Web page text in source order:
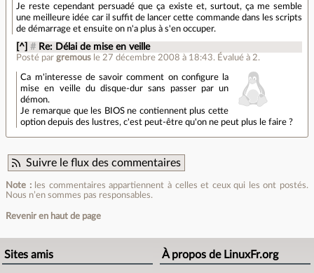
Je reste cependant persuadé que ça existe et, surtout, ça me semble
une meilleure idée car il suffit de lancer cette commande dans les scripts
de démarrage et ensuite on n'a plus à s'en occuper.
[^] # Re: Délai de mise en veille
Posté pargremous le 27 décembre 2008 à 18:43. Évalué à 2.
Ca m'interesse de savoir comment on configure la
mise en veille du disque-dur sans passer par un
démon.
Je remarque que les BIOS ne contiennent plus cette
option depuis des lustres, c'est peut-être qu'on ne peut plus le faire ?
Suivre le flux des commentaires
Note :les commentaires appartiennent à celles et ceux qui les ont postés.
Nous n’en sommes pas responsables.
Revenir en haut de page
Sites amis À propos de LinuxFr.org